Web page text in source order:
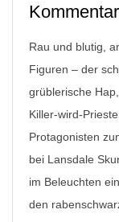
Kommentar
Rau und blutig,
Figuren – der
grüblerische
Killer-wird-
Protagonisten
bei Lansdale
im Beleuchten
den